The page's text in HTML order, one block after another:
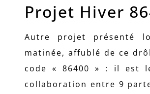
Projet Hiver
Autre projet présenté
matinée, affublé de ce
code « 86400 » : il est
collaboration entre 9